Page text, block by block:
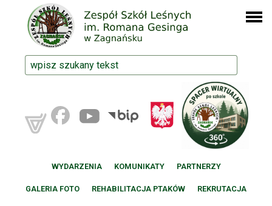
WYDARZENIA KOMUNIKATY PARTNERZY
GALERIA FOTO REHABILITACJA PTAKÓW REKRUTACJA